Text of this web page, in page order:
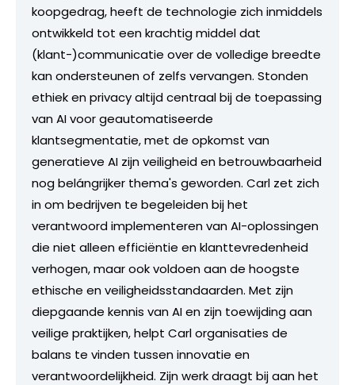
koopgedrag, heeft de technologie zich inmiddels
ontwikkeld tot een krachtig middel dat
(klant-)communicatie over de volledige breedte
kan ondersteunen of zelfs vervangen. Stonden
ethiek en privacy altijd centraal bij de toepassing
van AI voor geautomatiseerde
klantsegmentatie, met de opkomst van
generatieve AI zijn veiligheid en betrouwbaarheid
nog belángrijker thema's geworden. Carl zet zich
in om bedrijven te begeleiden bij het
verantwoord implementeren van AI-oplossingen
die niet alleen efficiëntie en klanttevredenheid
verhogen, maar ook voldoen aan de hoogste
ethische en veiligheidsstandaarden. Met zijn
diepgaande kennis van AI en zijn toewijding aan
veilige praktijken, helpt Carl organisaties de
balans te vinden tussen innovatie en
verantwoordelijkheid. Zijn werk draagt bij aan het